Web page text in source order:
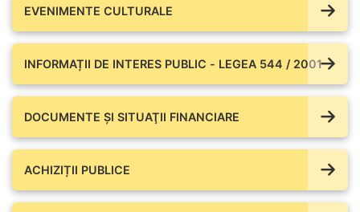
EVENIMENTE CULTURALE
INFORMAȚII DE INTERES PUBLIC - LEGEA 544 / 2001
DOCUMENTE ŞI SITUAŢII FINANCIARE
ACHIZIȚII PUBLICE